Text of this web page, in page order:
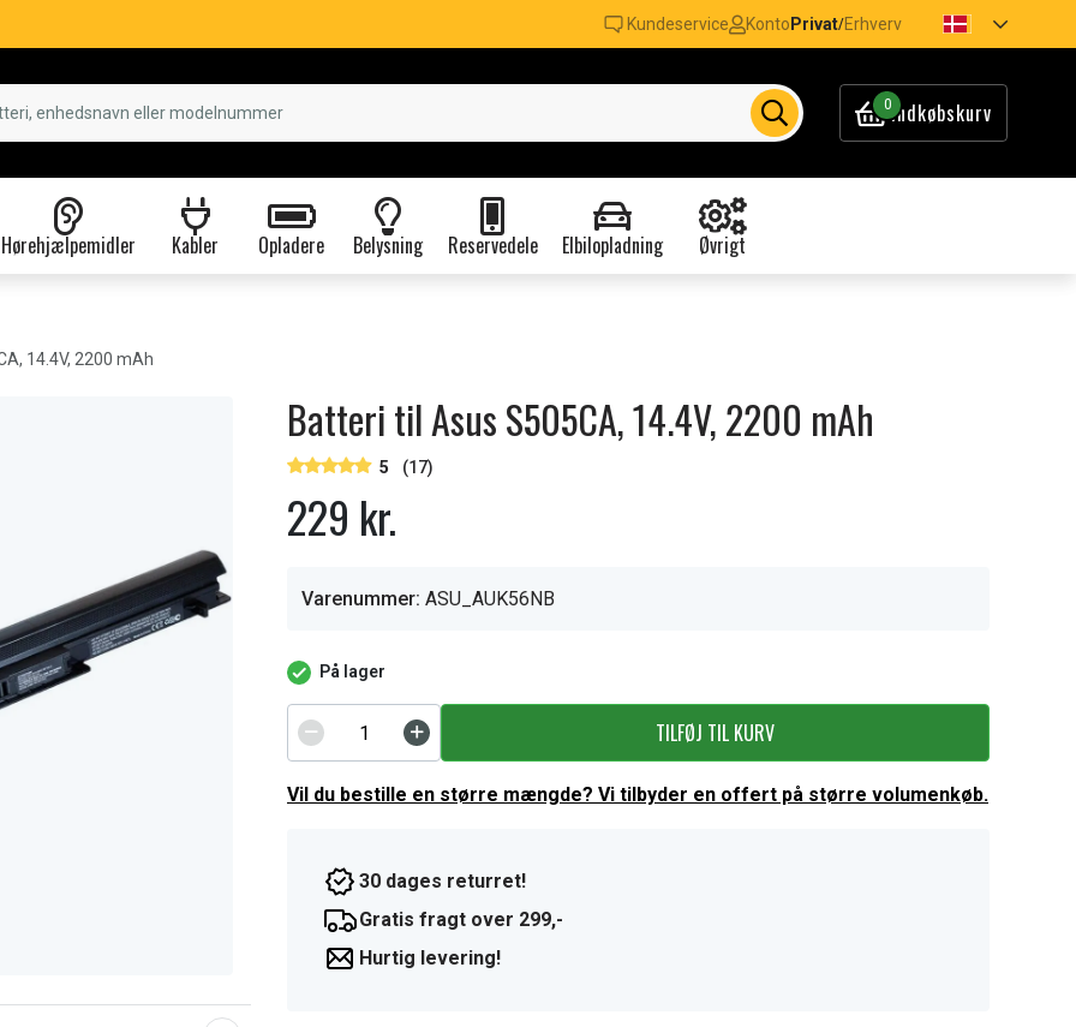
Kundeservice Konto Privat/Erhverv
0Indkøbskurv
Hørehjælpemidler Kabler Opladere Belysning Reservedele Elbilopladning Øvrigt
14.4V, 2200 mAh
Batteri til Asus S505CA, 14.4V, 2200 mAh
5 (17)
229 kr.
Varenummer: ASU_AUK56NB
På lager
TILFØJ TIL KURV
Vil du bestille en større mængde? Vi tilbyder en offert på større volumenkøb.
30 dages returret!
Gratis fragt over 299,-
Hurtig levering!